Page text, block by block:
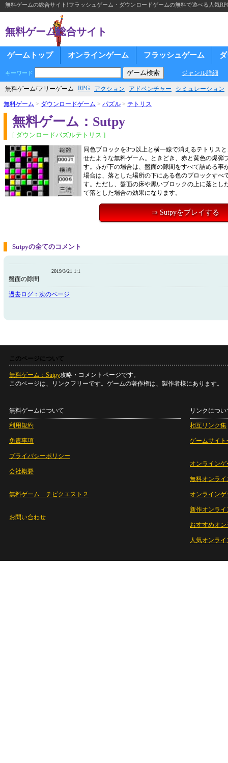
無料ゲームの総合サイト!フラッシュゲーム・ダウンロードゲームの無料で遊べる人気
無料ゲーム総合サイト
ゲームトップ オンラインゲーム フラッシュゲーム
キーワード ジャンル詳細
無料ゲーム/フリーゲーム RPG アクション アドベンチャー シミュレーション
無料ゲーム > ダウンロードゲーム > パズル > テトリス
無料ゲーム：Sutpy
[ ダウンロードパズルテトリス ]
同色ブロックを3つ以上と横一線で消えるテトリス
せたような無料ゲーム。ときどき、赤と黄色の爆弾
す。赤が下の場合は、盤面の隙間をすべて詰める事
場合は、落とした場所の下にある色のブロックすべ
す。ただし、盤面の床や黒いブロックの上に落とし
て落とした場合の効果になります。
⇒ Sutpyをプレイする
Sutpyの全てのコメント
2019/3/21 1:1
盤面の隙間
過去ログ：次のページ
このページについて
無料ゲーム：Sutpy攻略・コメントページです。
このページは、リンクフリーです。ゲームの著作権は、製作者様にあります。
無料ゲームについて
利用規約
免責事項
プライバシーポリシー
会社概要
無料ゲーム チビクエスト２
お問い合わせ
リンクについ
相互リンク集
ゲームサイト
オンラインゲ
無料オンライ
オンライン
新作オンライ
おすすめオ
人気オンラ